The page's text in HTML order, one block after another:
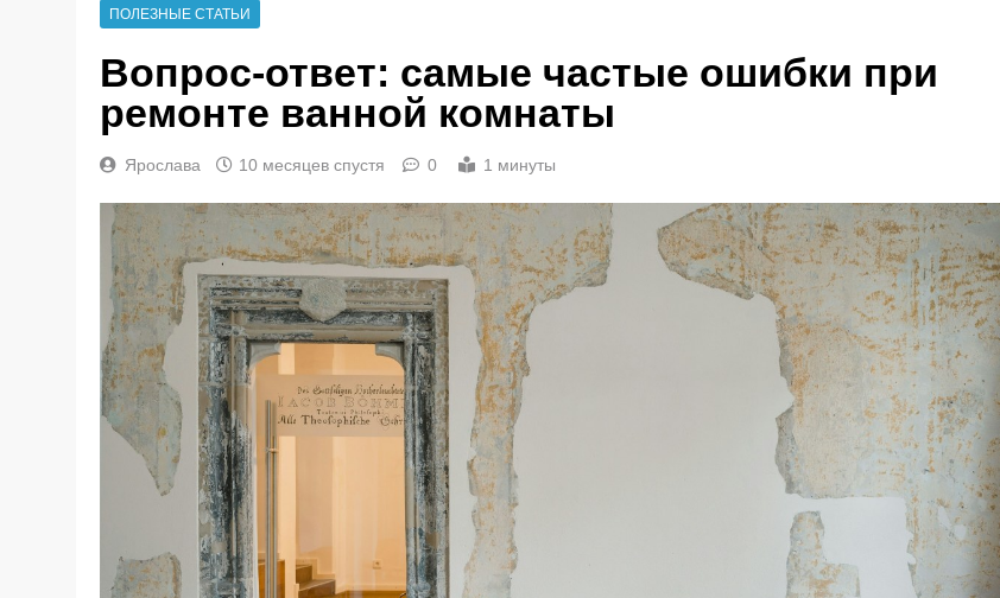
ПОЛЕЗНЫЕ СТАТЬИ
Вопрос-ответ: самые частые ошибки при
ремонте ванной комнаты
Ярослава 10 месяцев спустя 0 1 минуты